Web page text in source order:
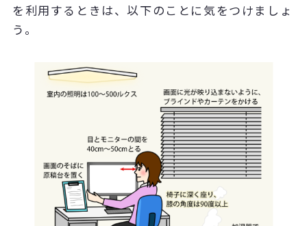
を利用するときは、以下のことに気をつけましょ
う。